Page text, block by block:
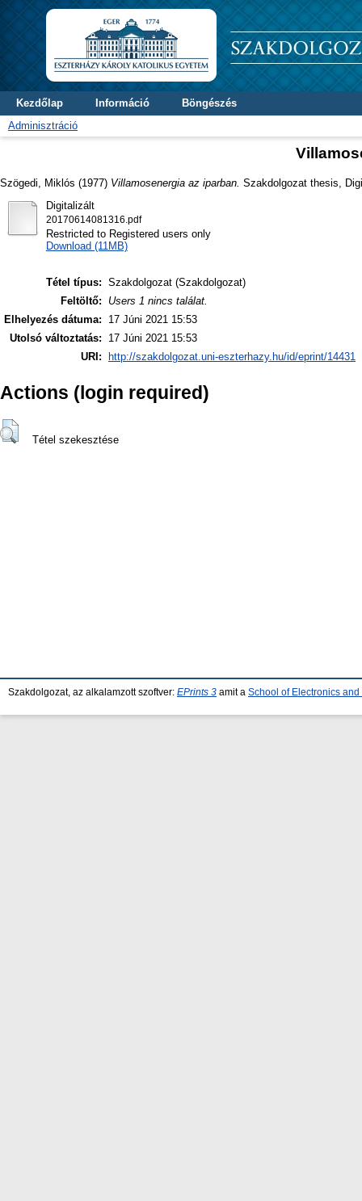
Kezdőlap Információ
Böngészés
Adminisztráció
Szögedi, Miklós (1977) Villamosenergia az iparban. Szakdolgozat thesis,
Digitalizált
20170614081316.pdf
Restricted to Registered users only
Download (11MB)
Tétel típus: Szakdolgozat (Szakdolgozat)
Feltöltő:
Users 1 nincs találat.
Elhelyezés dátuma:
17 Júni 2021 15:53
Utolsó változtatás:
17 Júni 2021 15:53
URI:
http://szakdolgozat.uni-eszterhazy.hu/id/eprint/14431
Actions (login required)
Tétel szekesztése
Szakdolgozat, az alkalamzott szoftver: EPrints 3 amit a School of Electronics